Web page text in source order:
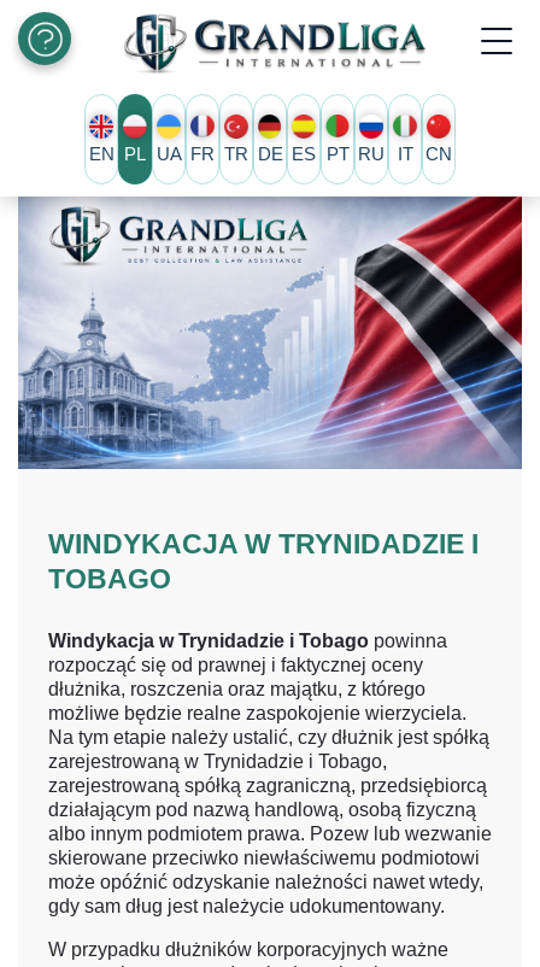
EN PL UA FR TR DE ES PT RU IT CN
WINDYKACJA W TRYNIDADZIE I
TOBAGO
Windykacja w Trynidadzie i Tobago powinna
rozpocząć się od prawnej i faktycznej oceny
dłużnika, roszczenia oraz majątku, z którego
możliwe będzie realne zaspokojenie wierzyciela.
Na tym etapie należy ustalić, czy dłużnik jest spółką
zarejestrowaną w Trynidadzie i Tobago,
zarejestrowaną spółką zagraniczną, przedsiębiorcą
działającym pod nazwą handlową, osobą fizyczną
albo innym podmiotem prawa. Pozew lub wezwanie
skierowane przeciwko niewłaściwemu podmiotowi
może opóźnić odzyskanie należności nawet wtedy,
gdy sam dług jest należycie udokumentowany.
W przypadku dłużników korporacyjnych ważne